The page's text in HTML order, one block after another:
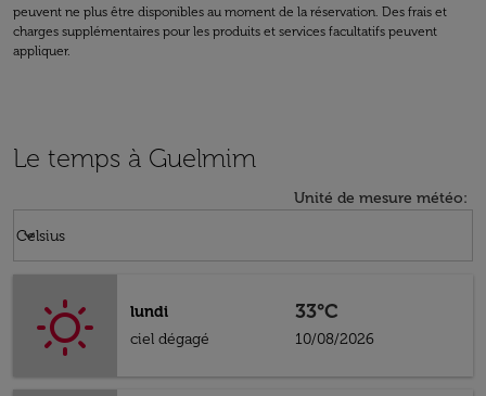
peuvent ne plus être disponibles au moment de la réservation. Des frais et
charges supplémentaires pour les produits et services facultatifs peuvent
appliquer.
Le temps à Guelmim
Unité de mesure météo:
Celsius
keyboard_arrow_down
lundi
ciel dégagé
33°C
10/08/2026